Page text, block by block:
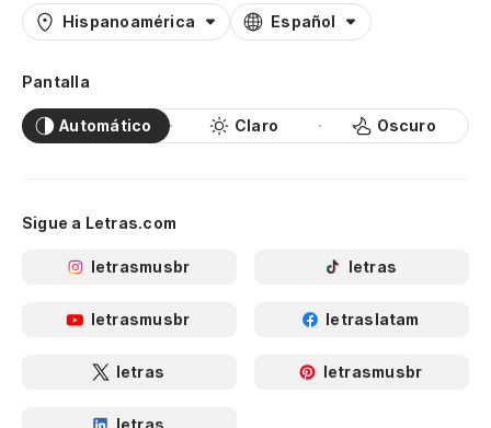
Hispanoamérica Español
Pantalla
Automático Claro Oscuro
Sigue a Letras.com
letrasmusbr letras
letrasmusbr letraslatam
letras letrasmusbr